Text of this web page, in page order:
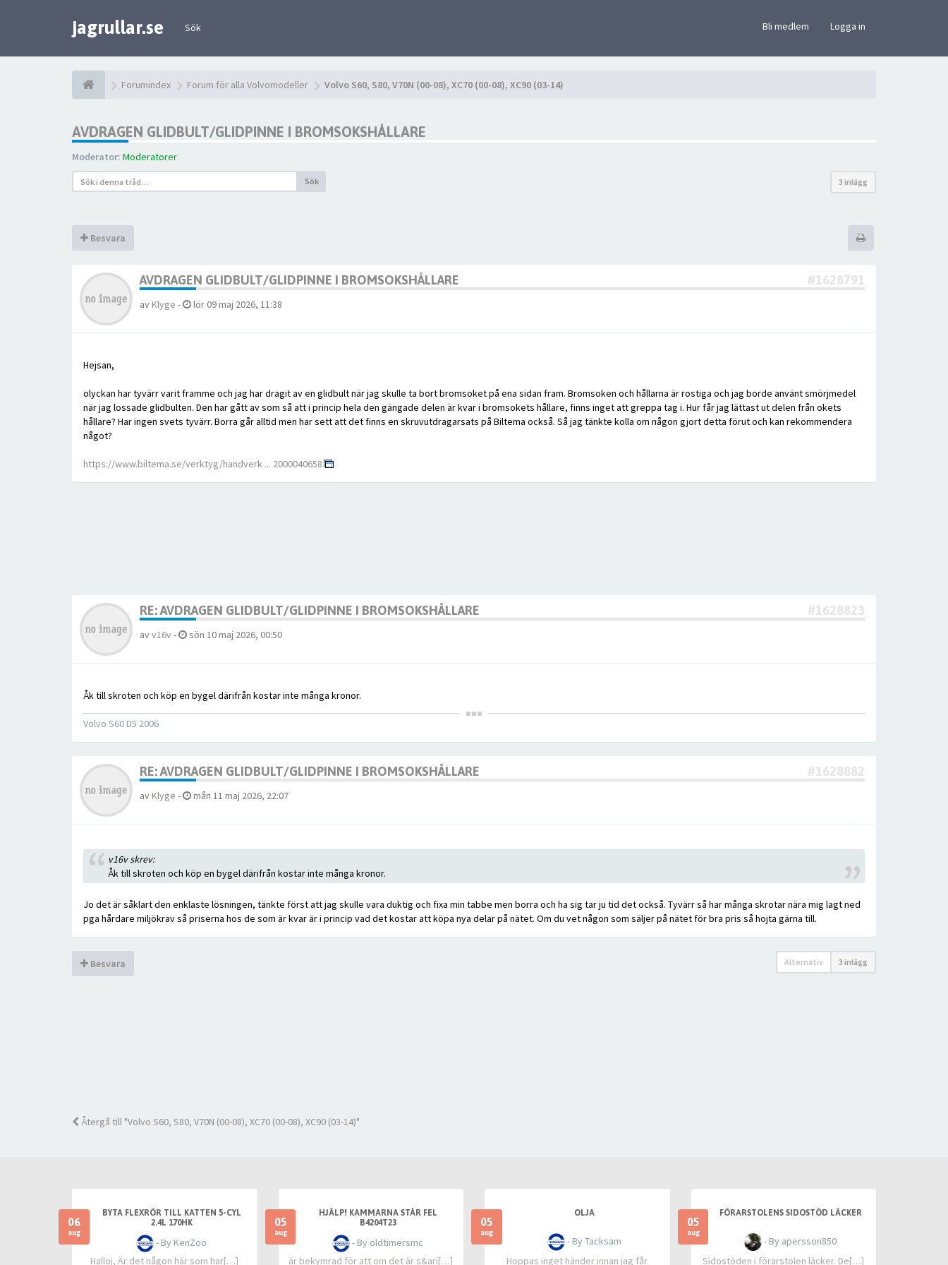
jagrullar.se Sök Bli medlem Logga in
Forumindex Forum för alla Volvomodeller Volvo S60, S80, V70N (00-08), XC70 (00-08), XC90 (03-14)
AVDRAGEN GLIDBULT/GLIDPINNE I BROMSOKSHÅLLARE
Moderator: Moderatorer
Sök 3 inlägg
Besvara
AVDRAGEN GLIDBULT/GLIDPINNE I BROMSOKSHÅLLARE #1628791
av Klyge - lör 09 maj 2026, 11:38
Hejsan,
olyckan har tyvärr varit framme och jag har dragit av en glidbult när jag skulle ta bort bromsoket på ena sidan fram. Bromsoken och hållarna är rostiga och jag borde använt smörjmedel
när jag lossade glidbulten. Den har gått av som så att i princip hela den gängade delen är kvar i bromsokets hållare, finns inget att greppa tag i. Hur får jag lättast ut delen från okets
hållare? Har ingen svets tyvärr. Borra går alltid men har sett att det finns en skruvutdragarsats på Biltema också. Så jag tänkte kolla om någon gjort detta förut och kan rekommendera
något?
https://www.biltema.se/verktyg/handverk ... 2000040658
RE: AVDRAGEN GLIDBULT/GLIDPINNE I BROMSOKSHÅLLARE #1628823
avv16v - sön 10 maj 2026, 00:50
Åk till skroten och köp en bygel därifrån kostar inte många kronor.
Volvo S60 D5 2006
RE: AVDRAGEN GLIDBULT/GLIDPINNE I BROMSOKSHÅLLARE #1628882
av Klyge - mån 11 maj 2026, 22:07
v16v skrev:
Åk till skroten och köp en bygel därifrån kostar inte många kronor.
Jo det är såklart den enklaste lösningen, tänkte först att jag skulle vara duktig och fixa min tabbe men borra och ha sig tar ju tid det också. Tyvärr så har många skrotar nära mig lagt ned
pga hårdare miljökrav så priserna hos de som är kvar är i princip vad det kostar att köpa nya delar på nätet. Om du vet någon som säljer på nätet för bra pris så hojta gärna till.
Besvara Alternativ 3 inlägg
Återgå till "Volvo S60, S80, V70N (00-08), XC70 (00-08), XC90 (03-14)"
06
aug
BYTA FLEXRÖR TILL KATTEN 5-CYL
2.4L 170HK
- By KenZoo
Halloj, Är det någon här som har[…]
05
aug
HJÄLP! KAMMARNA STÅR FEL
B4204T23
- By oldtimersmc
är bekymrad för att om det är s&ari[…]
05
aug
OLJA
- By Tacksam
Hoppas inget händer innan jag får
05
aug
FÖRARSTOLENS SIDOSTÖD LÄCKER
- By apersson850
Sidostöden i förarstolen läcker. De[…]